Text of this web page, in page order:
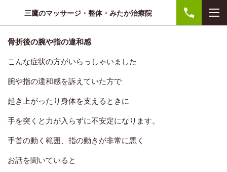
三鷹のマッサージ・整体・みたか治療院
骨折後の腕や指の違和感
こんな症状の方がいらっしゃいました
腕や指の違和感を訴えていた方で
起き上がったり身体を支えるときに
手を突くと力が入らずに不安定になります。
手首の動く範囲、指の動きが非常に悪く
お話を聞いていると